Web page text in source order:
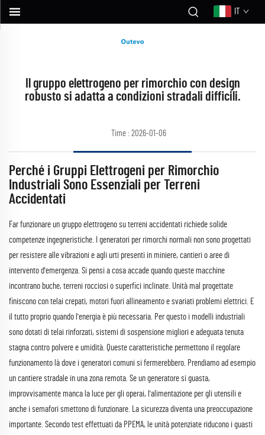
Il gruppo elettrogeno per rimorchio con design
robusto si adatta a condizioni stradali difficili.
Time : 2026-01-06
Perché i Gruppi Elettrogeni per Rimorchio
Industriali Sono Essenziali per Terreni
Accidentati
Far funzionare un gruppo elettrogeno su terreni accidentati richiede solide
competenze ingegneristiche. I generatori per rimorchi normali non sono progettati
per resistere alle vibrazioni e agli urti presenti in miniere, cantieri o aree di
intervento d'emergenza. Si pensi a cosa accade quando queste macchine
incontrano buche, terreni rocciosi o superfici inclinate. Unità mal progettate
finiscono con telai crepati, motori fuori allineamento e svariati problemi elettrici. E
il tutto proprio quando l'energia è più necessaria. Per questo i modelli industriali
sono dotati di telai rinforzati, sistemi di sospensione migliori e adeguata tenuta
stagna contro polvere e umidità. Queste caratteristiche permettono il regolare
funzionamento là dove i generatori comuni si fermerebbero. Prendiamo ad esempio
un cantiere stradale in una zona remota. Se un generatore si guasta,
improvvisamente manca la luce per gli operai, l'alimentazione per gli utensili e
anche i semafori smettono di funzionare. La sicurezza diventa una preoccupazione
importante. Secondo test effettuati da PPEMA, le unità potenziate riducono i guasti